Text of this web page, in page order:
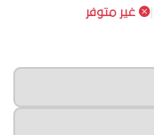
| غير متوفر